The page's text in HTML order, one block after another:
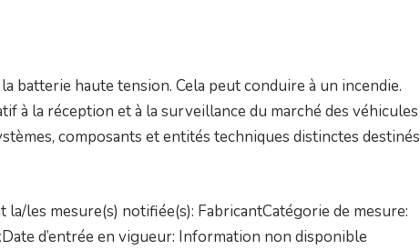
batterie haute tension. Cela peut conduire à un incendie.
à la réception et à la surveillance du marché des véhicules
composants et entités techniques distinctes destinés
les mesure(s) notifiée(s): FabricantCatégorie de mesure:
d’entrée en vigueur: Information non disponible